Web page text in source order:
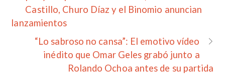
Castillo, Churo Díaz y el Binomio anuncian
lanzamientos
“Lo sabroso no cansa”: El emotivo vídeo
inédito que Omar Geles grabó junto a
Rolando Ochoa antes de su partida